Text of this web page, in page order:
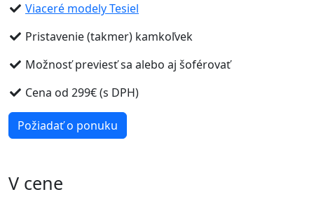
Viaceré modely Tesiel
Pristavenie (takmer) kamkoľvek
Možnosť previesť sa alebo aj šoférovať
Cena od 299€ (s DPH)
Požiadať o ponuku
V cene